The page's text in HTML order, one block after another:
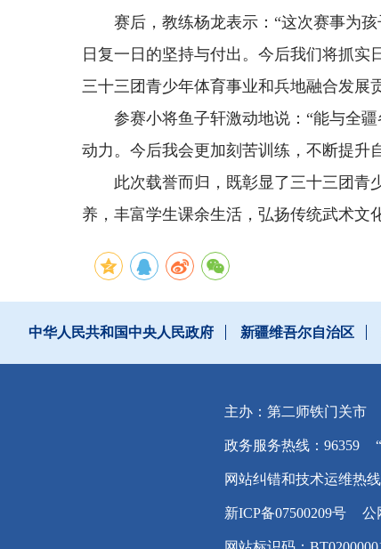
赛后，教练杨龙表示：“这次赛事为
日复一日的坚持与付出。今后我们将抓
三十三团青少年体育事业和兵地融合发展
参赛小将鱼子轩激动地说：“能与全
动力。今后我会更加刻苦训练，不断提升
此次载誉而归，既彰显了三十三团青
养，丰富学生课余生活，弘扬传统武术文
中华人民共和国中央人民政府 新疆维吾尔自治区
主办：第二师铁门关市
政务服务热线：96359
网站纠错和技术运维热线
新ICP备07500209号 公